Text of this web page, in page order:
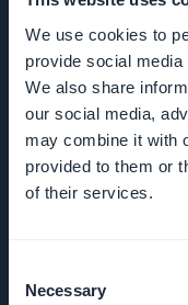
We use cookies to
provide social
We also share
our social media,
may combine it with
provided to them or
of their services.
Selection
Necessary
PRODUKT
e-Commerce
app erstellen